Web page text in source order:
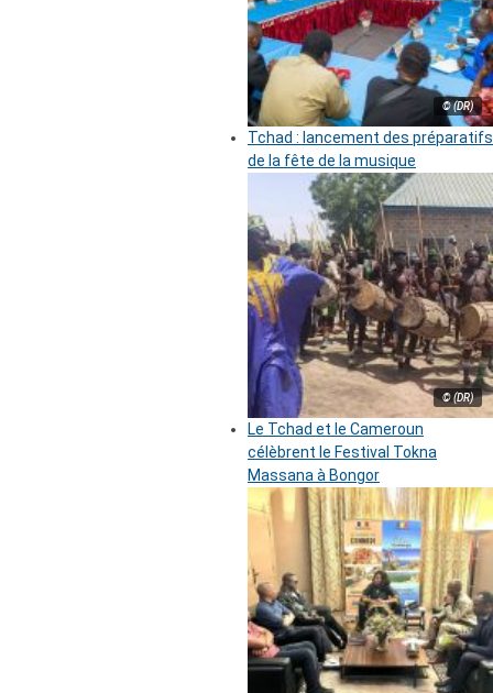
© (DR)
Tchad : lancement des préparatifs
de la fête de la musique
© (DR)
Le Tchad et le Cameroun
célèbrent le Festival Tokna
Massana à Bongor